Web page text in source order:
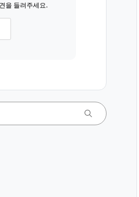
을 들려주세요.